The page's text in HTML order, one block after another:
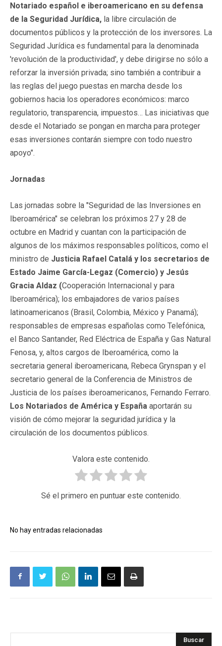
Notariado español e iberoamericano en su defensa
de la Seguridad Jurídica, la libre circulación de
documentos públicos y la protección de los inversores. La
Seguridad Jurídica es fundamental para la denominada
'revolución de la productividad', y debe dirigirse no sólo a
reforzar la inversión privada; sino también a contribuir a
las reglas del juego puestas en marcha desde los
gobiernos hacia los operadores económicos: marco
regulatorio, transparencia, impuestos… Las iniciativas que
desde el Notariado se pongan en marcha para proteger
esas inversiones contarán siempre con todo nuestro
apoyo".
Jornadas
Las jornadas sobre la "Seguridad de las Inversiones en
Iberoamérica" se celebran los próximos 27 y 28 de
octubre en Madrid y cuantan con la participación de
algunos de los máximos responsables políticos, como el
ministro de Justicia Rafael Catalá y los secretarios de
Estado Jaime García-Legaz (Comercio) y Jesús
Gracia Aldaz (Cooperación Internacional y para
Iberoamérica); los embajadores de varios países
latinoamericanos (Brasil, Colombia, México y Panamá);
responsables de empresas españolas como Telefónica,
el Banco Santander, Red Eléctrica de España y Gas Natural
Fenosa, y, altos cargos de Iberoamérica, como la
secretaria general iberoamericana, Rebeca Grynspan y el
secretario general de la Conferencia de Ministros de
Justicia de los países iberoamericanos, Fernando Ferraro.
Los Notariados de América y España aportarán su
visión de cómo mejorar la seguridad jurídica y la
circulación de los documentos públicos.
Valora este contenido.
Sé el primero en puntuar este contenido.
No hay entradas relacionadas
Buscar